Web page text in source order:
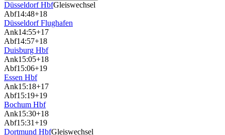
Düsseldorf HbfGleiswechsel
Abf14:48+18
Düsseldorf Flughafen
Ank14:55+17
Abf14:57+18
Duisburg Hbf
Ank15:05+18
Abf15:06+19
Essen Hbf
Ank15:18+17
Abf15:19+19
Bochum Hbf
Ank15:30+18
Abf15:31+19
Dortmund HbfGleiswechsel